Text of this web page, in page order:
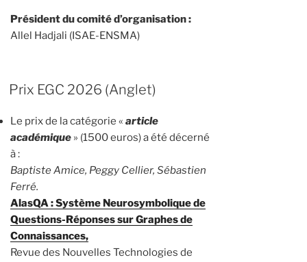
Président du comité d’organisation :
Allel Hadjali (ISAE-ENSMA)
Prix EGC 2026 (Anglet)
Le prix de la catégorie « article
académique » (1500 euros) a été décerné
à :
Baptiste Amice, Peggy Cellier, Sébastien
Ferré.
AlasQA : Système Neurosymbolique de
Questions-Réponses sur Graphes de
Connaissances,
Revue des Nouvelles Technologies de